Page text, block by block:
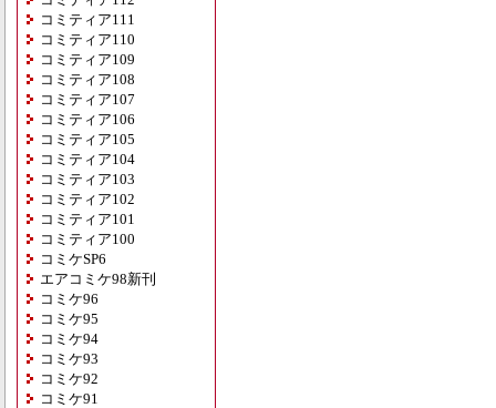
コミティア111
コミティア110
コミティア109
コミティア108
コミティア107
コミティア106
コミティア105
コミティア104
コミティア103
コミティア102
コミティア101
コミティア100
コミケSP6
エアコミケ98新刊
コミケ96
コミケ95
コミケ94
コミケ93
コミケ92
コミケ91